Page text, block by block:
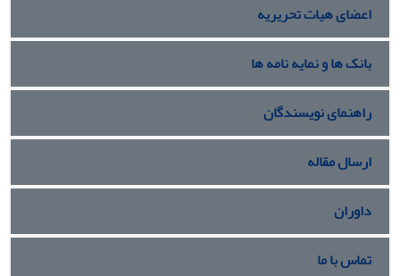
اعضای هیات تحریریه
بانک ها و نمایه نامه ها
راهنمای نویسندگان
ارسال مقاله
داوران
تماس با ما